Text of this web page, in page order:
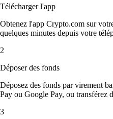
Télécharger l'app
Obtenez l'app Crypto.com sur
quelques minutes depuis votre
2
Déposer des fonds
Déposez des fonds par virement
Pay ou Google Pay, ou transférez
3